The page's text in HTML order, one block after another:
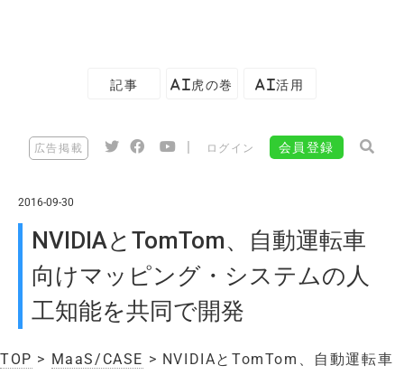
記事 AI虎の巻 AI活用
広告掲載 ログイン 会員登録
2016-09-30
NVIDIAとTomTom、自動運転車
向けマッピング・システムの人
工知能を共同で開発
TOP > MaaS/CASE > NVIDIAとTomTom、自動運転車